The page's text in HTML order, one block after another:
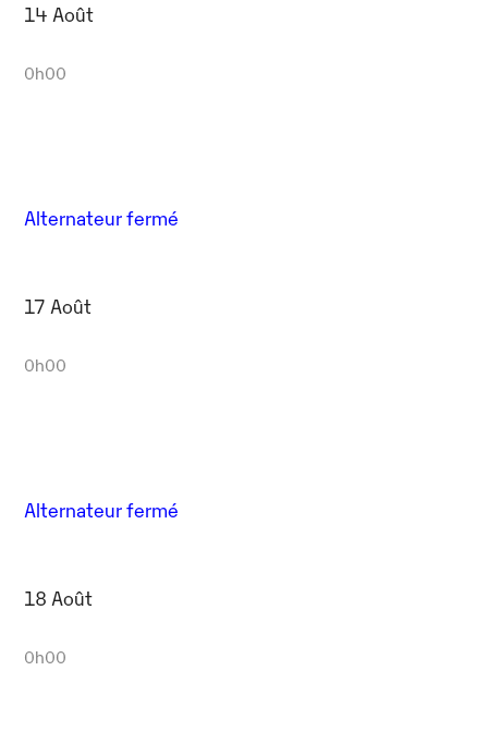
14 Août
0h00
Alternateur fermé
17 Août
0h00
Alternateur fermé
18 Août
0h00